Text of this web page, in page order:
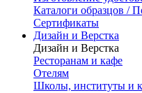
Каталоги образцов /
Сертификаты
Дизайн и Верстка
Дизайн и Верстка
Ресторанам и кафе
Отелям
Школы, институты и